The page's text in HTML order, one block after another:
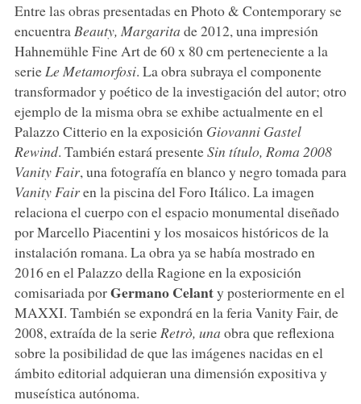
Entre las obras presentadas en Photo & Contemporary se
encuentraBeauty, Margarita de 2012, una impresión
Hahnemühle Fine Art de 60 x 80 cm perteneciente a la
serieLe Metamorfosi. La obra subraya el componente
transformador y poético de la investigación del autor; otro
ejemplo de la misma obra se exhibe actualmente en el
Palazzo Citterio en la exposición Giovanni Gastel
Rewind. También estará presenteSin título, Roma 2008
Vanity Fair, una fotografía en blanco y negro tomada para
VanityFairen la piscina del Foro Itálico. La imagen
relaciona el cuerpo con el espacio monumental diseñado
por Marcello Piacentini y los mosaicos históricos de la
instalación romana. La obra ya se había mostrado en
2016 en el Palazzo della Ragione en la exposición
comisariada porGermanoCelanty posteriormente en el
MAXXI. También se expondrá en la feria Vanity Fair, de
2008, extraída de la serieRetrò, una obra que reflexiona
sobre la posibilidad de que las imágenes nacidas en el
ámbito editorial adquieran una dimensión expositiva y
museística autónoma.